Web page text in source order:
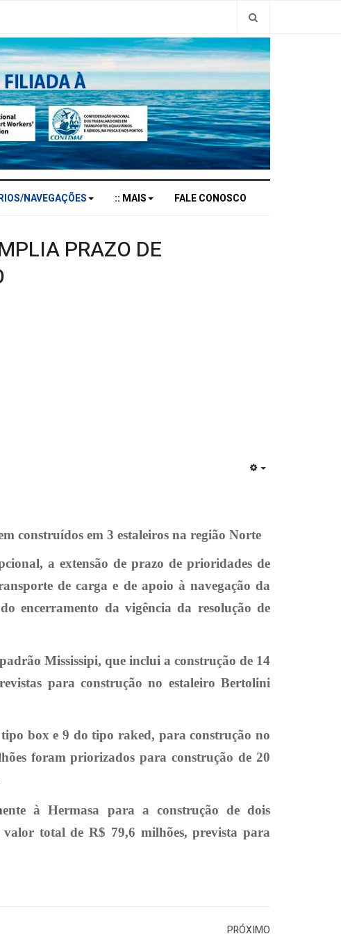
NAVEGAÇÕES :: MAIS FALE CONOSCO
PRAZO DE
construídos em 3 estaleiros na região Norte
a extensão de prazo de prioridades de
de carga e de apoio à navegação da
encerramento da vigência da resolução de
Mississipi, que inclui a construção de 14
para construção no estaleiro Bertolini
box e 9 do tipo raked, para construção no
foram priorizados para construção de 20
à Hermasa para a construção de dois
total de R$ 79,6 milhões, prevista para
PRÓXIMO